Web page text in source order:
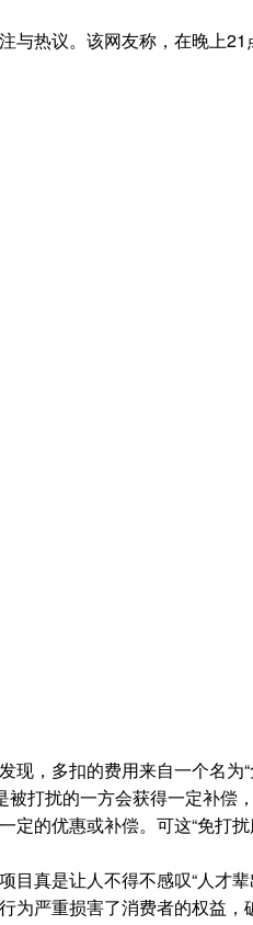
热议。该网友称，在晚上
，多扣的费用来自一个名为“
打扰的一方会获得一定补
的优惠或补偿。可这“免打
真是让人不得不感叹“人才
严重损害了消费者的权益，